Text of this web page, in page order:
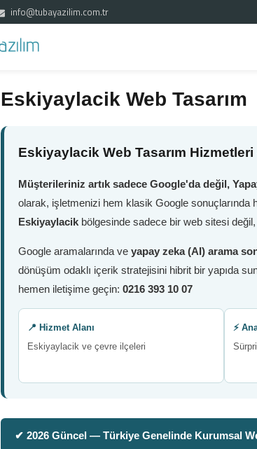
info@tubayazilim.com.tr
Eskiyaylacik Web Tasarım
Eskiyaylacik Web Tasarım
Müşterileriniz artık sadece Google'da değil,
olarak, işletmenizi hem klasik Google sonuçlarında
Eskiyaylacik bölgesinde sadece bir web sitesi değil,
Google aramalarında ve yapay zeka (AI) arama
dönüşüm odaklı içerik stratejisini hibrit bir yapıda
hemen iletişime geçin: 0216 393 10 07
📍 Hizmet Alanı
Eskiyaylacik ve çevre ilçeleri
⚡
✔ 2026 Güncel — Türkiye Genelinde Kurumsal